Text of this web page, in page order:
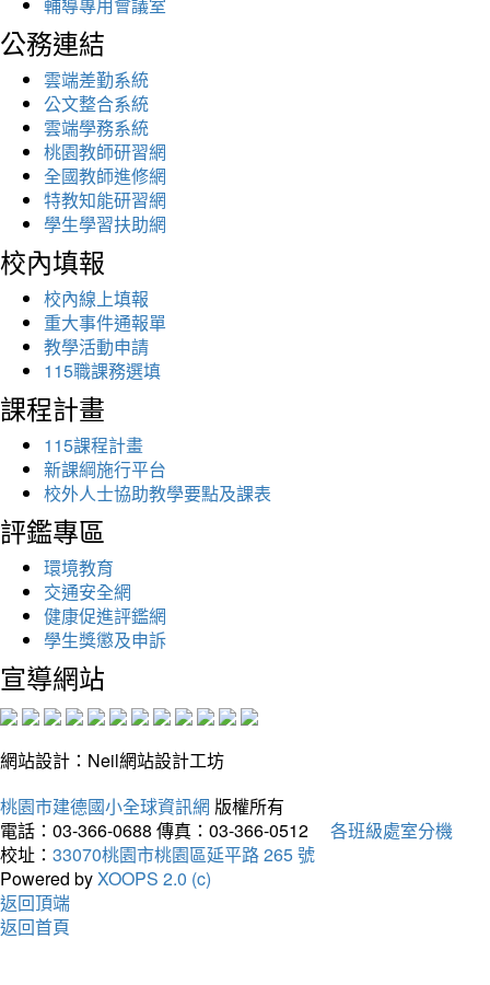
公務連結
雲端差勤系統
公文整合系統
雲端學務系統
桃園教師研習網
全國教師進修網
特教知能研習網
學生學習扶助網
校內填報
校內線上填報
重大事件通報單
教學活動申請
115職課務選填
課程計畫
115課程計畫
新課綱施行平台
校外人士協助教學要點及課表
評鑑專區
環境教育
交通安全網
健康促進評鑑網
學生獎懲及申訴
宣導網站
網站設計：Neil網站設計工坊
桃園市建德國小全球資訊網 版權所有
電話：03-366-0688 傳真：03-366-0512
各班級處室分機
校址： 33070桃園市桃園區延平路 265 號
Powered byXOOPS 2.0 (c)
返回頂端
返回首頁